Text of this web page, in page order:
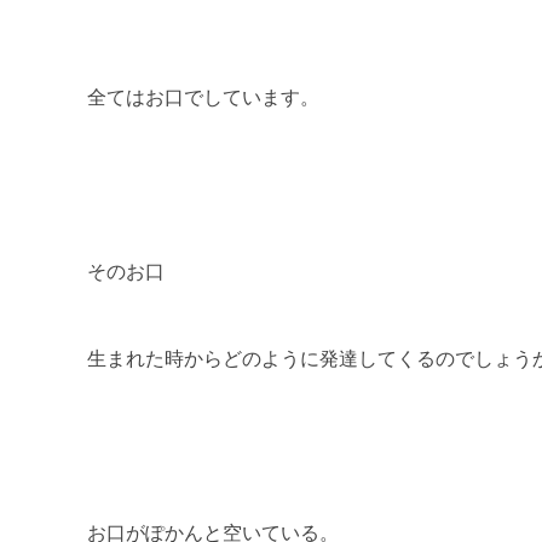
全てはお口でしています。
そのお口
生まれた時からどのように発達してくるのでしょう
お口がぽかんと空いている。